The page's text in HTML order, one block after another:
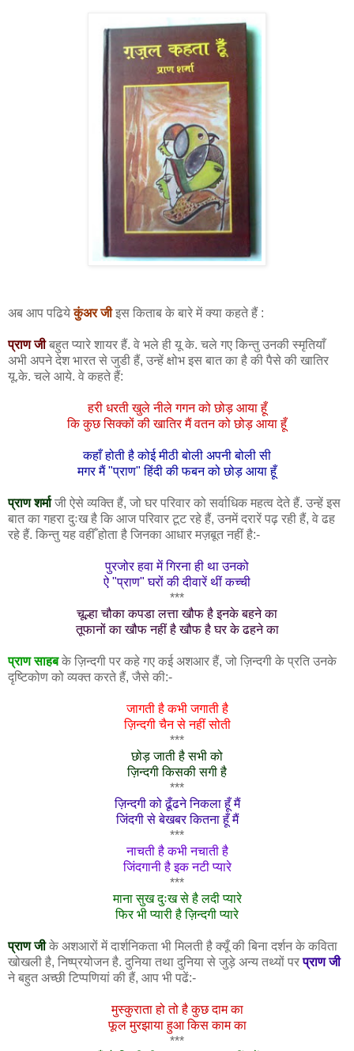
अब आप पढियेकुंअर जीइस किताब के बारे में क्या कहते हैं :
प्राण जीबहुत प्यारे शायर हैं. वे भले ही यू के. चले गए किन्तु उनकी स्मृतियाँ
अभी अपने देश भारत से जुडी हैं, उन्हें क्षोभ इस बात का है की पैसे की खातिर
यू.के. चले आये. वे कहते हैं:
हरी धरती खुले नीले गगन को छोड़ आया हूँ
कि कुछ सिक्कों की खातिर मैं वतन को छोड़ आया हूँ
कहाँ होती है कोई मीठी बोली अपनी बोली सी
मगर मैं "प्राण" हिंदी की फबन को छोड़ आया हूँ
प्राण शर्माजी ऐसे व्यक्ति हैं, जो घर परिवार को सर्वाधिक महत्व देते हैं. उन्हें इस
बात का गहरा दुःख है कि आज परिवार टूट रहे हैं, उनमें दरारें पढ़ रही हैं, वे ढह
रहे हैं. किन्तु यह वहीँ होता है जिनका आधार मज़बूत नहीं है:-
पुरजोर हवा में गिरना ही था उनको
ऐ "प्राण" घरों की दीवारें थीं कच्ची
***
चूल्हा चौका कपडा लत्ता खौफ है इनके बहने का
तूफानों का खौफ नहीं है खौफ है घर के ढहने का
प्राण साहबके ज़िन्दगी पर कहे गए कई अशआर हैं, जो ज़िन्दगी के प्रति उनके
दृष्टिकोण को व्यक्त करते हैं, जैसे की:-
जागती है कभी जगाती है
ज़िन्दगी चैन से नहीं सोती
***
छोड़ जाती है सभी को
ज़िन्दगी किसकी सगी है
***
ज़िन्दगी को ढूँढने निकला हूँ मैं
जिंदगी से बेखबर कितना हूँ मैं
***
नाचती है कभी नचाती है
जिंदगानी है इक नटी प्यारे
***
माना सुख दुःख से है लदी प्यारे
फिर भी प्यारी है ज़िन्दगी प्यारे
प्राण जीके अशआरों में दार्शनिकता भी मिलती है क्यूँ की बिना दर्शन के कविता
खोखली है, निष्प्रयोजन है. दुनिया तथा दुनिया से जुड़े अन्य तथ्यों परप्राण जी
ने बहुत अच्छी टिप्पणियां की हैं, आप भी पढें:-
मुस्कुराता हो तो है कुछ दाम का
फूल मुरझाया हुआ किस काम का
***